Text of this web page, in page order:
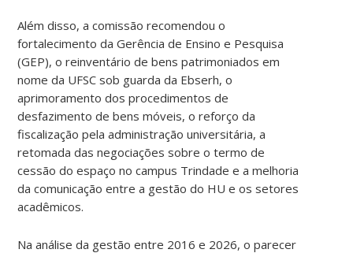
Além disso, a comissão recomendou o
fortalecimento da Gerência de Ensino e Pesquisa
(GEP), o reinventário de bens patrimoniados em
nome da UFSC sob guarda da Ebserh, o
aprimoramento dos procedimentos de
desfazimento de bens móveis, o reforço da
fiscalização pela administração universitária, a
retomada das negociações sobre o termo de
cessão do espaço no campus Trindade e a melhoria
da comunicação entre a gestão do HU e os setores
acadêmicos.
Na análise da gestão entre 2016 e 2026, o parecer